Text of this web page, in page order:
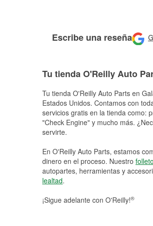
Escribe una reseña
Tu tienda O'Reilly Auto
Tu tienda O'Reilly Auto Parts en
Estados Unidos. Contamos con
servicios gratis en la tienda como:
"Check Engine" y mucho más.
servirte.
En O'Reilly Auto Parts, estamos
dinero en el proceso. Nuestro folleto
autopartes, herramientas y
lealtad.
¡Sigue adelante con O'Reilly!®